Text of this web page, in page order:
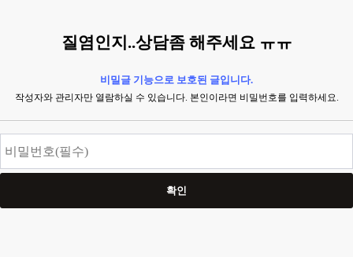
질염인지..상담좀 해주세요 ㅠㅠ
비밀글 기능으로 보호된 글입니다.
작성자와 관리자만 열람하실 수 있습니다. 본인이라면 비밀번호를 입력하세요.